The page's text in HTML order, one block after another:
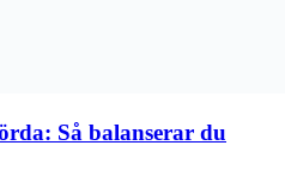
Så balanserar du